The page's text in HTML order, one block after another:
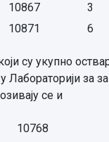
10867
3
10871 6
су укупно
Лабораторији за
се и
10768